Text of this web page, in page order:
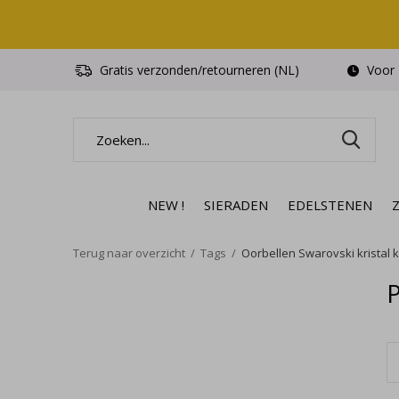
NEW ! SIERADEN EDELSTENEN
Gratis verzonden/retourneren (NL) Voor
Terug naar overzicht Tags Oorbellen Swarovski kristal